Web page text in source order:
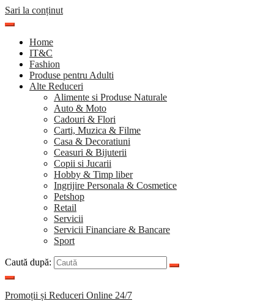
Sari la conținut
Home
IT&C
Fashion
Produse pentru Adulti
Alte Reduceri
Alimente si Produse Naturale
Auto & Moto
Cadouri & Flori
Carti, Muzica & Filme
Casa & Decoratiuni
Ceasuri & Bijuterii
Copii si Jucarii
Hobby & Timp liber
Ingrijire Personala & Cosmetice
Petshop
Retail
Servicii
Servicii Financiare & Bancare
Sport
Caută după:
Promoții și Reduceri Online 24/7